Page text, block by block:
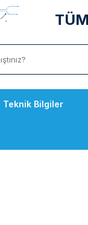
Teknik Bilgiler